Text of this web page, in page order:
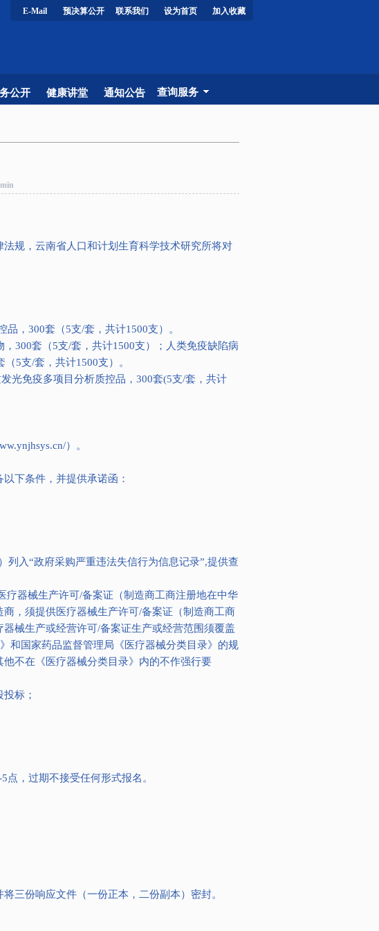
E-Mail 预决算公开 联系我们 设为首页 加入收藏
公开 健康讲堂 通知公告 查询服务
规，云南省人口和计划生育科学技术研究所将对
，300套（5支/套，共计1500支）。
300套（5支/套，共计1500支）；人类免疫缺陷病
5支/套，共计1500支）。
光免疫多项目分析质控品，300套(5支/套，共计
）。
下条件，并提供承诺函：
列入“政府采购严重违法失信行为信息记录”,提供查
疗器械生产许可/备案证（制造商工商注册地在中华
，须提供医疗器械生产许可/备案证（制造商工商
械生产或经营许可/备案证生产或经营范围须覆盖
和国家药品监督管理局《医疗器械分类目录》的规
不在《医疗器械分类目录》内的不作强行要
标；
点，过期不接受任何形式报名。
三份响应文件（一份正本，二份副本）密封。